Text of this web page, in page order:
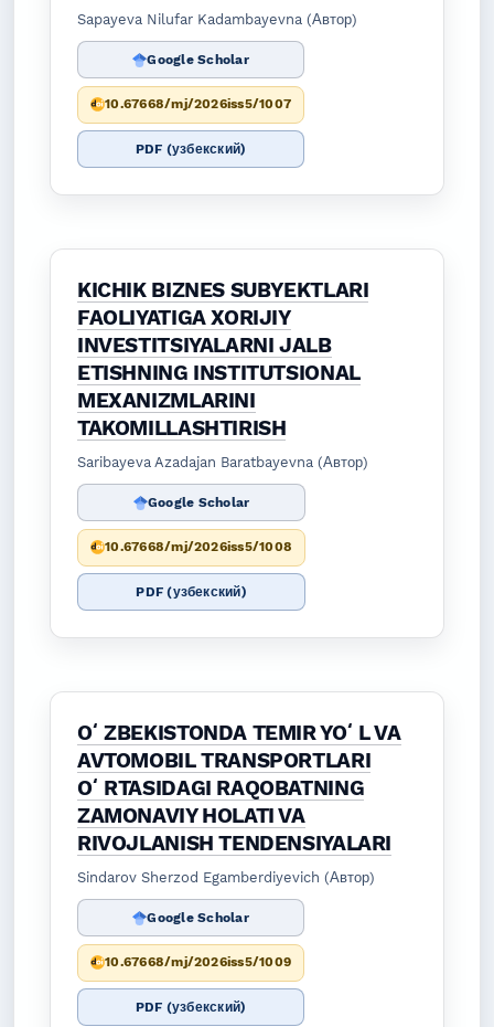
Sapayeva Nilufar Kadambayevna (Автор)
Google Scholar
10.67668/mj/2026iss5/1007
PDF (узбекский)
KICHIK BIZNES SUBYEKTLARI
FAOLIYATIGA XORIJIY
INVESTITSIYALARNI JALB
ETISHNING INSTITUTSIONAL
MEXANIZMLARINI
TAKOMILLASHTIRISH
Saribayeva Azadajan Baratbayevna (Автор)
Google Scholar
10.67668/mj/2026iss5/1008
PDF (узбекский)
OʻZBEKISTONDA TEMIR YOʻL VA
AVTOMOBIL TRANSPORTLARI
OʻRTASIDAGI RAQOBATNING
ZAMONAVIY HOLATI VA
RIVOJLANISH TENDENSIYALARI
Sindarov Sherzod Egamberdiyevich (Автор)
Google Scholar
10.67668/mj/2026iss5/1009
PDF (узбекский)